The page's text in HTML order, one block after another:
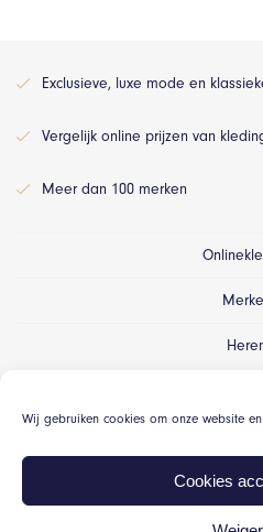
Wij gebruiken cookies om onze website
Cookies
Exclusieve, luxe mode en
Vergelijk online prijzen van
Meer dan 100 merken